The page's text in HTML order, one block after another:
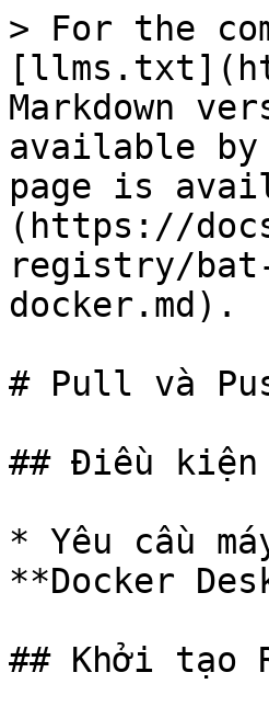
> For the
Markdown
available by
page is
(https://
registry/
docker.md).
# Pull và
## Điều kiện
* Yêu cầu
**Docker
## Khởi tạo